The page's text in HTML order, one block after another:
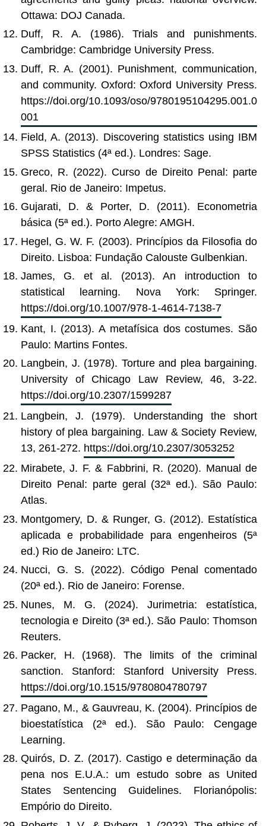
Ottawa: DOJ Canada.
Duff, R. A. (1986). Trials and punishments.
Cambridge: Cambridge University Press.
Duff, R. A. (2001). Punishment, communication,
and community. Oxford: Oxford University Press.
https://doi.org/10.1093/oso/9780195104295.001.0
001
Field, A. (2013). Discovering statistics using IBM
SPSS Statistics (4ª ed.). Londres: Sage.
Greco, R. (2022). Curso de Direito Penal: parte
geral. Rio de Janeiro: Impetus.
Gujarati, D. & Porter, D. (2011). Econometria
básica (5ª ed.). Porto Alegre: AMGH.
Hegel, G. W. F. (2003). Princípios da Filosofia do
Direito. Lisboa: Fundação Calouste Gulbenkian.
James, G. et al. (2013). An introduction to
statistical learning. Nova York: Springer.
https://doi.org/10.1007/978-1-4614-7138-7
Kant, I. (2013). A metafísica dos costumes. São
Paulo: Martins Fontes.
Langbein, J. (1978). Torture and plea bargaining.
University of Chicago Law Review, 46, 3-22.
https://doi.org/10.2307/1599287
Langbein, J. (1979). Understanding the short
history of plea bargaining. Law & Society Review,
13, 261-272. https://doi.org/10.2307/3053252
Mirabete, J. F. & Fabbrini, R. (2020). Manual de
Direito Penal: parte geral (32ª ed.). São Paulo:
Atlas.
Montgomery, D. & Runger, G. (2012). Estatística
aplicada e probabilidade para engenheiros (5ª
ed.) Rio de Janeiro: LTC.
Nucci, G. S. (2022). Código Penal comentado
(20ª ed.). Rio de Janeiro: Forense.
Nunes, M. G. (2024). Jurimetria: estatística,
tecnologia e Direito (3ª ed.). São Paulo: Thomson
Reuters.
Packer, H. (1968). The limits of the criminal
sanction. Stanford: Stanford University Press.
https://doi.org/10.1515/9780804780797
Pagano, M., & Gauvreau, K. (2004). Princípios de
bioestatística (2ª ed.). São Paulo: Cengage
Learning.
Quirós, D. Z. (2017). Castigo e determinação da
pena nos E.U.A.: um estudo sobre as United
States Sentencing Guidelines. Florianópolis:
Empório do Direito.